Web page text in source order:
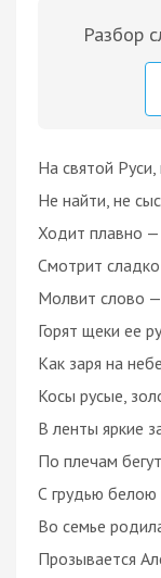
Разбор
На святой
Не найти, не
Ходит плавно
Смотрит
Молвит слово
Горят щеки ее
Как заря на
Косы русые,
В ленты яркие
По плечам
С грудью белою
Во семье
Прозывается